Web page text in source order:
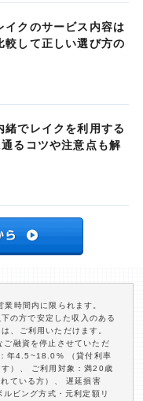
イクのサービス内容は
較して正しい選び方の
緒でレイクを利用する
るコツや注意点も解
時間内に限られます。
の方で安定した収入のある
、ご利用いただけます。
融資を停止させていただ
年4.5~18.0% （貸付利率
）、 ご利用対象：満20歳
ている方）、 遅延損害
ビング方式・元利定額リ